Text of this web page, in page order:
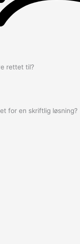
rettet til?
for en skriftlig løsning?